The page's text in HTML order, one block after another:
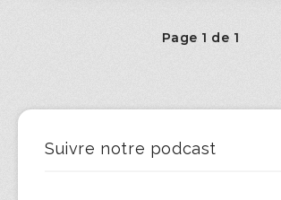
Page 1 de 1
Suivre notre podcast